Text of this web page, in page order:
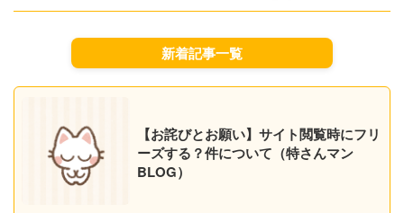
新着記事一覧
【お詫びとお願い】サイト閲覧時にフリ
ーズする？件について（特さんマン
BLOG）